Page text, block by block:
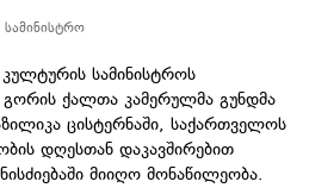
სამინისტროს
ქალთა კამერულმა გუნდმა
ცისტერნაში, საქართველოს
დღესთან დაკავშირებით
მიიღო მონაწილეობა.